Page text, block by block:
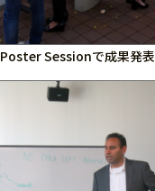
Poster Sessionで成果発表